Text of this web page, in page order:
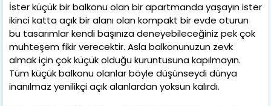
İster küçük bir balkonu olan bir apartmanda yaşayın ister
ikinci katta açık bir alanı olan kompakt bir evde oturun
bu tasarımlar kendi başınıza deneyebileceğiniz pek çok
muhteşem fikir verecektir. Asla balkonunuzun zevk
almak için çok küçük olduğu kuruntusuna kapılmayın.
Tüm küçük balkonu olanlar böyle düşünseydi dünya
inanılmaz yenilikçi açık alanlardan yoksun kalırdı.